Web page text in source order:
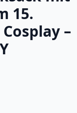
15.
–